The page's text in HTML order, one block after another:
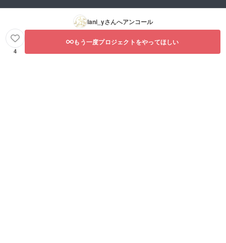
lani_yさんへアンコール
4
もう一度プロジェクトをやってほしい